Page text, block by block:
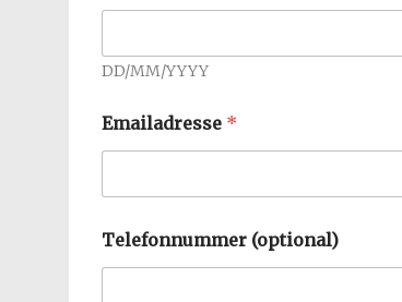
DD/MM/YYYY
K
i
d
s
s
o
Emailadresse *
Telefonnummer (optional)